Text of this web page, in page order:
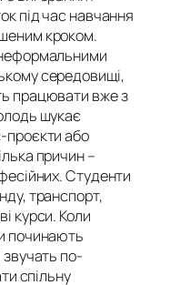
під час навчання
кроком.
середовищі,
працювати вже з
шукає
проєкти або
причин –
Студенти
транспорт,
курси. Коли
починають
звучать по-
спільну